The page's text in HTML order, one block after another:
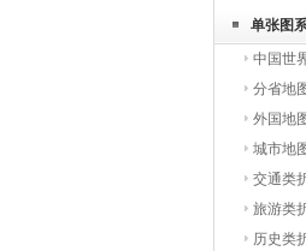
单张图
中国世
分省地
外国地
城市地
交通类
旅游类
历史类